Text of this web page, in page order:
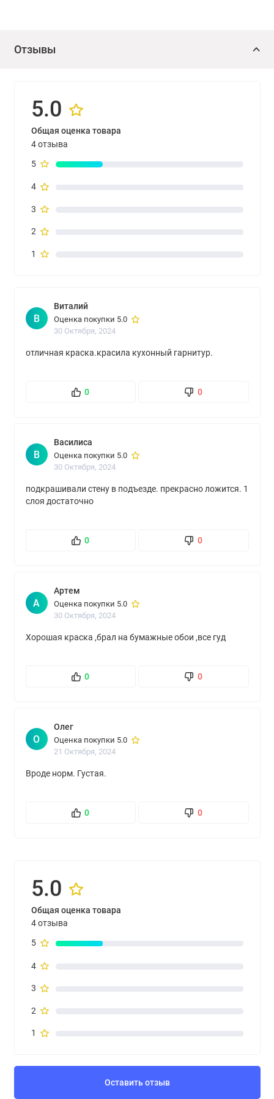
методом распыления развести краску до необходимой для
распыление: угол распыления 50°, форсунка 0,017-0,026
дюйма, давление материала: 150-180 бар.
Параметры пневмораспыления низкого давления (HVLP):
форсунка 2 мм, давление 0,3 бар.
Отзывы
5.0
Общая оценка товара
4 отзыва
5
4
3
2
1
В
Виталий
Оценка покупки 5.0
30 Октября, 2024
отличная краска.красила кухонный гарнитур.
0 0
В
Василиса
Оценка покупки 5.0
30 Октября, 2024
подкрашивали стену в подъезде. прекрасно ложится. 1
слоя достаточно
0 0
А
Артем
Оценка покупки 5.0
30 Октября, 2024
Хорошая краска ,брал на бумажные обои ,все гуд
0 0
О
Олег
Оценка покупки 5.0
21 Октября, 2024
Вроде норм. Густая.
0 0
5.0
Общая оценка товара
4 отзыва
5
4
3
2
1
Оставить отзыв